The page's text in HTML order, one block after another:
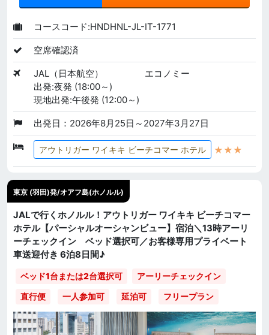
コースコード:HNDHNL-JL-IT-1771
空席確認済
JAL（日本航空）
エコノミー
出発:夜発 (18:00～)
現地出発:午後発 (12:00～)
出発日：2026年8月25日～2027年3月27日
アウトリガー ワイキキ ビーチコマー ホテル ★★★
東京 (羽田)発/オアフ島(ホノルル)
JALで行くホノルル！アウトリガー ワイキキ ビーチコマー
ホテル【パーシャルオーシャンビュー】宿泊＼13時アーリ
ーチェックイン ベッド選択可／お客様専用プライベート
車送迎付き 6泊8日間♪
ベッド1台または2台選択可
アーリーチェックイン
直行便
一人参加可 延泊可 フリープラン